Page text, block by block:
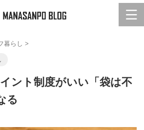
暮らし >
ント制度がいい「袋は不
る